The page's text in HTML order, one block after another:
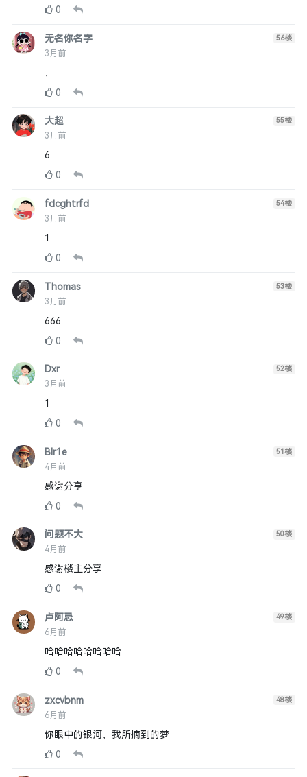
0
无名你名字
3月前
56楼
，
0
大超
3月前
55楼
6
0
fdcghtrfd
3月前
54楼
1
0
Thomas
3月前
53楼
666
0
Dxr
3月前
52楼
1
0
Blr1e
4月前
51楼
感谢分享
0
问题不大
4月前
50楼
感谢楼主分享
0
卢阿忌
6月前
49楼
哈哈哈哈哈哈哈哈
0
zxcvbnm
6月前
48楼
你眼中的银河，我所摘到的梦
0